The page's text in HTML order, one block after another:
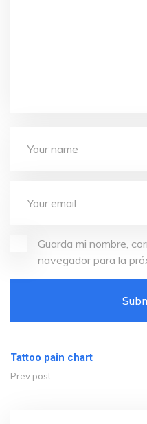
Guarda mi nombre,
navegador para la
Tattoo pain chart
Prev post